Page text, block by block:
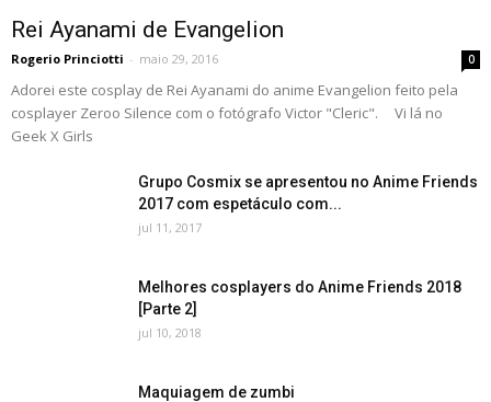
Rei Ayanami de Evangelion
Rogerio Princiotti - maio 29, 2016 0
Adorei este cosplay de Rei Ayanami do anime Evangelion feito pela
cosplayer Zeroo Silence com o fotógrafo Victor "Cleric". Vi lá no
Geek X Girls
Grupo Cosmix se apresentou no Anime Friends
2017 com espetáculo com...
jul 11, 2017
Melhores cosplayers do Anime Friends 2018
[Parte 2]
jul 10, 2018
Maquiagem de zumbi